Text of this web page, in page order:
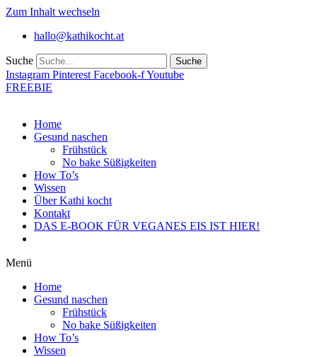
Zum Inhalt wechseln
hallo@kathikocht.at
Suche Suche
Instagram Pinterest Facebook-fYoutube
FREEBIE
Home
Gesund naschen
Frühstück
No bake Süßigkeiten
How To’s
Wissen
Über Kathi kocht
Kontakt
DAS E-BOOK FÜR VEGANES EIS IST HIER!
Menü
Home
Gesund naschen
Frühstück
No bake Süßigkeiten
How To’s
Wissen